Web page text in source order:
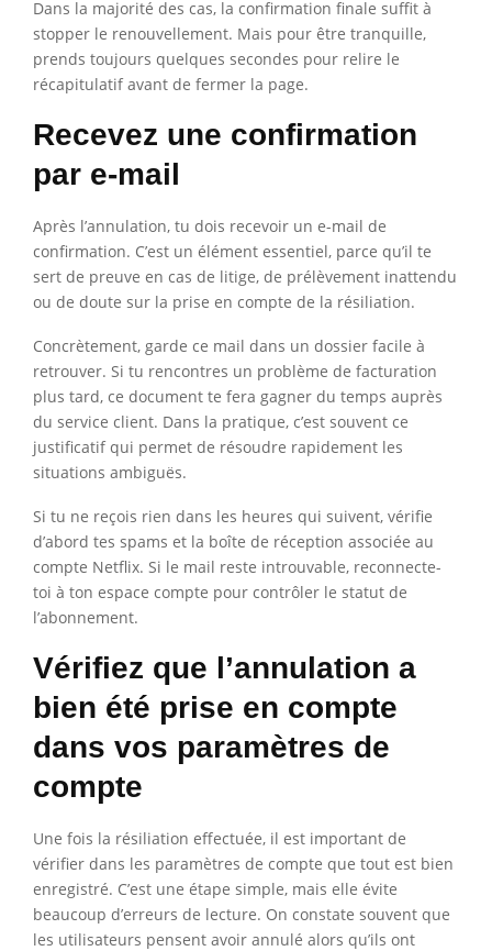
Dans la majorité des cas, la confirmation finale suffit à
stopper le renouvellement. Mais pour être tranquille,
prends toujours quelques secondes pour relire le
récapitulatif avant de fermer la page.
Recevez une confirmation
par e-mail
Après l’annulation, tu dois recevoir un e-mail de
confirmation. C’est un élément essentiel, parce qu’il te
sert de preuve en cas de litige, de prélèvement inattendu
ou de doute sur la prise en compte de la résiliation.
Concrètement, garde ce mail dans un dossier facile à
retrouver. Si tu rencontres un problème de facturation
plus tard, ce document te fera gagner du temps auprès
du service client. Dans la pratique, c’est souvent ce
justificatif qui permet de résoudre rapidement les
situations ambiguës.
Si tu ne reçois rien dans les heures qui suivent, vérifie
d’abord tes spams et la boîte de réception associée au
compte Netflix. Si le mail reste introuvable, reconnecte-
toi à ton espace compte pour contrôler le statut de
l’abonnement.
Vérifiez que l’annulation a
bien été prise en compte
dans vos paramètres de
compte
Une fois la résiliation effectuée, il est important de
vérifier dans les paramètres de compte que tout est bien
enregistré. C’est une étape simple, mais elle évite
beaucoup d’erreurs de lecture. On constate souvent que
les utilisateurs pensent avoir annulé alors qu’ils ont